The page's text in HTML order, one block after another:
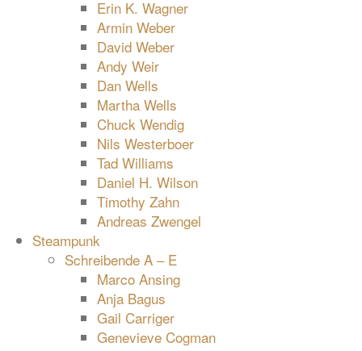
Erin K. Wagner
Armin Weber
David Weber
Andy Weir
Dan Wells
Martha Wells
Chuck Wendig
Nils Westerboer
Tad Williams
Daniel H. Wilson
Timothy Zahn
Andreas Zwengel
Steampunk
Schreibende A – E
Marco Ansing
Anja Bagus
Gail Carriger
Genevieve Cogman